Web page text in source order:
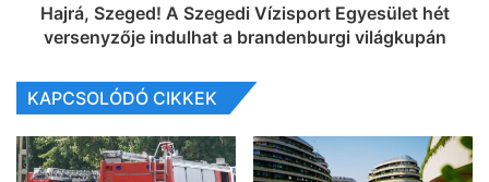
Hajrá, Szeged! A Szegedi Vízisport Egyesület hét
versenyzője indulhat a brandenburgi világkupán
KAPCSOLÓDÓ CIKKEK